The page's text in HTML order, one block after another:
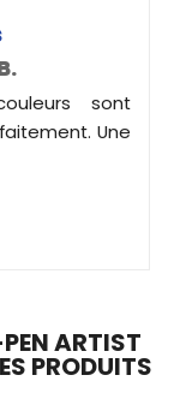
sont
Une
ARTIST
PRODUITS